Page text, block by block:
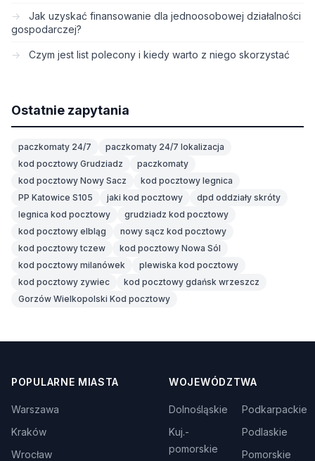
Jak uzyskać finansowanie dla jednoosobowej działalności
gospodarczej?
Czym jest list polecony i kiedy warto z niego skorzystać
Ostatnie zapytania
paczkomaty 24/7
paczkomaty 24/7 lokalizacja
kod pocztowy Grudziadz
paczkomaty
kod pocztowy Nowy Sacz
kod pocztowy legnica
PP Katowice S105
jaki kod pocztowy
dpd oddziały skróty
legnica kod pocztowy
grudziadz kod pocztowy
kod pocztowy elbląg
nowy sącz kod pocztowy
kod pocztowy tczew
kod pocztowy Nowa Sól
kod pocztowy milanówek
plewiska kod pocztowy
kod pocztowy zywiec
kod pocztowy gdańsk wrzeszcz
Gorzów Wielkopolski Kod pocztowy
POPULARNE MIASTA
Warszawa
Kraków
Wrocław
WOJEWÓDZTWA
Dolnośląskie
Kuj.-
pomorskie
Podkarpackie
Podlaskie
Pomorskie